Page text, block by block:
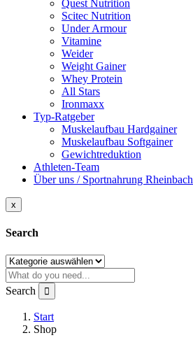
Quest Nutrition
Scitec Nutrition
Under Armour
Vitamine
Weider
Weight Gainer
Whey Protein
All Stars
Ironmaxx
Typ-Ratgeber
Muskelaufbau Hardgainer
Muskelaufbau Softgainer
Gewichtreduktion
Athleten-Team
Über uns / Sportnahrung Rheinbach
x
Search
Search
Start
Shop